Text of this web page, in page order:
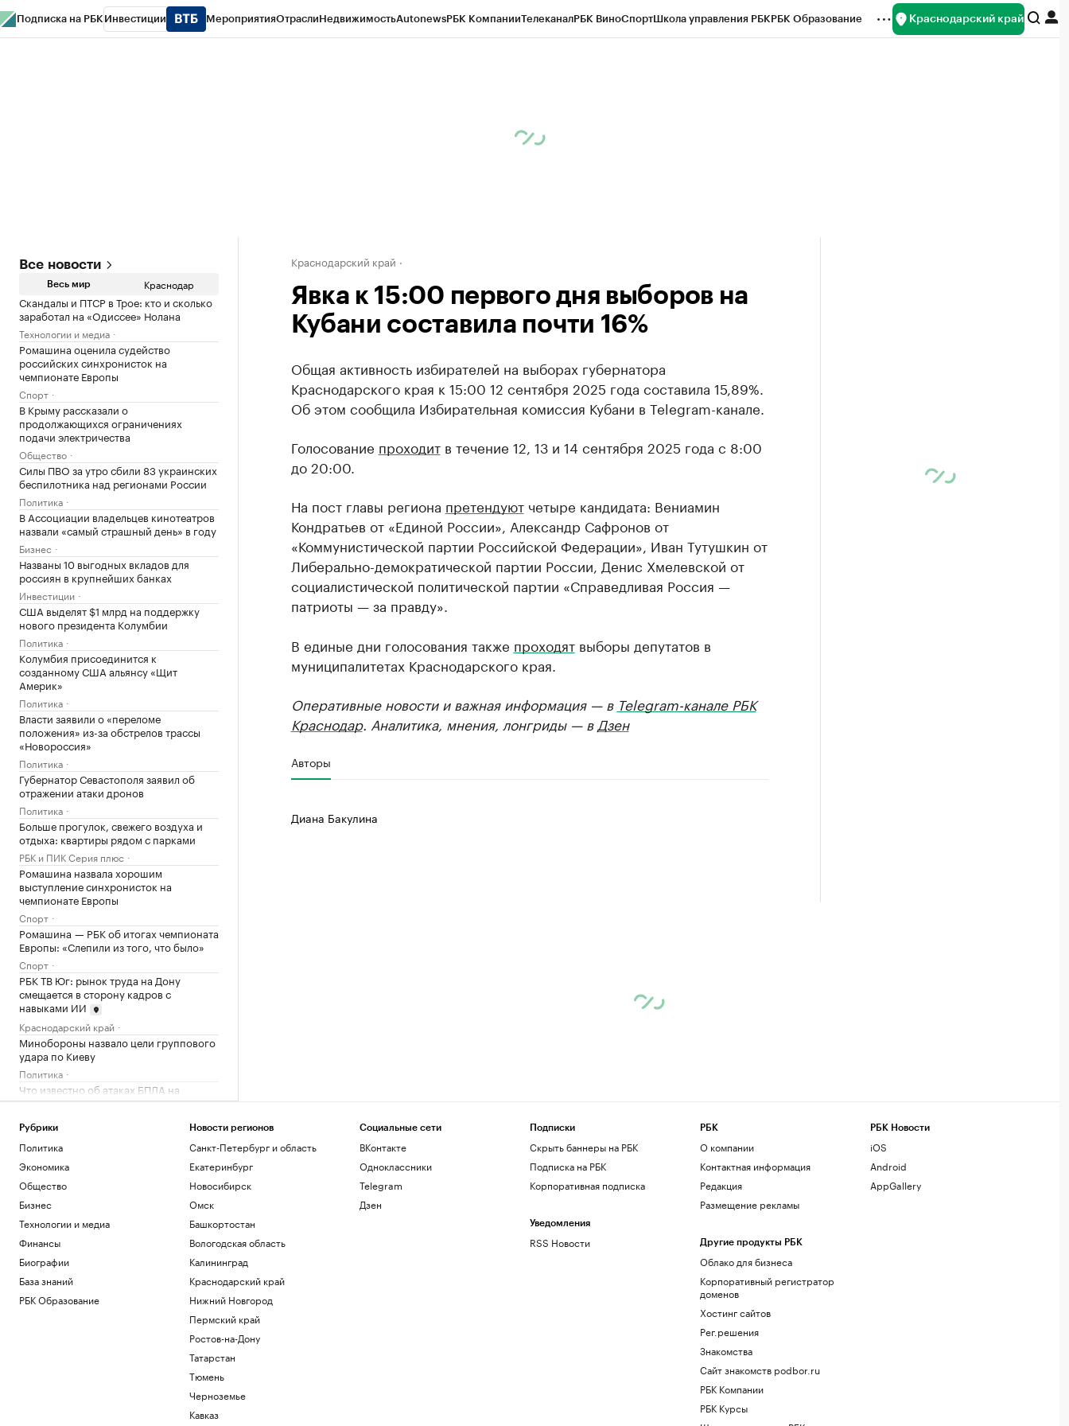
Подписка на РБК Инвестиции МероприятияОтраслиНедвижимостьAutonewsРБК КомпанииТелеканалРБК ВиноСпортШкола управления РБКРБК Образование Краснодарский край
Все новости
Весь мир Краснодар
Скандалы и ПТСР в Трое: кто и сколько
заработал на «Одиссее» Нолана
Технологии и медиа
Ромашина оценила судейство
российских синхронисток на
чемпионате Европы
Спорт
В Крыму рассказали о
продолжающихся ограничениях
подачи электричества
Общество
Силы ПВО за утро сбили 83 украинских
беспилотника над регионами России
Политика
В Ассоциации владельцев кинотеатров
назвали «самый страшный день» в году
Бизнес
Названы 10 выгодных вкладов для
россиян в крупнейших банках
Инвестиции
США выделят $1 млрд на поддержку
нового президента Колумбии
Политика
Колумбия присоединится к
созданному США альянсу «Щит
Америк»
Политика
Власти заявили о «переломе
положения» из-за обстрелов трассы
«Новороссия»
Политика
Губернатор Севастополя заявил об
отражении атаки дронов
Политика
Больше прогулок, свежего воздуха и
отдыха: квартиры рядом с парками
РБК и ПИК Серия плюс
Ромашина назвала хорошим
выступление синхронисток на
чемпионате Европы
Спорт
Ромашина — РБК об итогах чемпионата
Европы: «Слепили из того, что было»
Спорт
РБК ТВ Юг: рынок труда на Дону
смещается в сторону кадров с
навыками ИИ
Краснодарский край
Минобороны назвало цели группового
удара по Киеву
Политика
Что известно об атаках БПЛА на
регионы России. Главное к 8 августа
Число сбитых на подлете к Москве
дронов приблизилось к 10
Политика
В Липецкой области двое мужчин
пострадали при падении беспилотника
Политика
Женщинам платят меньше. Что из-за
этого теряют компании
Образование
Силы ПВО уничтожили над Россией
почти 400 беспилотников за ночь
Политика
Краснодарский край
Явка к 15:00 первого дня выборов на
Кубани составила почти 16%
Общая активность избирателей на выборах губернатора
Краснодарского края к 15:00 12 сентября 2025 года составила 15,89%.
Об этом сообщила Избирательная комиссия Кубани в Telegram-канале.
Голосование проходитв течение 12, 13 и 14 сентября 2025 года с 8:00
до 20:00.
На пост главы региона претендуютчетыре кандидата: Вениамин
Кондратьев от «Единой России», Александр Сафронов от
«Коммунистической партии Российской Федерации», Иван Тутушкин от
Либерально-демократической партии России, Денис Хмелевской от
социалистической политической партии «Справедливая Россия —
патриоты — за правду».
В единые дни голосования также проходятвыборы депутатов в
муниципалитетах Краснодарского края.
Оперативные новости и важная информация — в Telegram-канале РБК
Краснодар. Аналитика, мнения, лонгриды — в Дзен
Авторы
Диана Бакулина
Рубрики
Политика
Экономика
Общество
Бизнес
Технологии и медиа
Финансы
Биографии
База знаний
РБК Образование
Новости регионов
Санкт-Петербург и область
Екатеринбург
Новосибирск
Омск
Башкортостан
Вологодская область
Калининград
Краснодарский край
Нижний Новгород
Пермский край
Ростов-на-Дону
Татарстан
Тюмень
Черноземье
Кавказ
Социальные сети
ВКонтакте
Одноклассники
Telegram
Дзен
Подписки
Скрыть баннеры на РБК
Подписка на РБК
Корпоративная подписка
Уведомления
RSS Новости
РБК
О компании
Контактная информация
Редакция
Размещение рекламы
Другие продукты РБК
Облако для бизнеса
Корпоративный регистратор
доменов
Хостинг сайтов
Рег.решения
Знакомства
Сайт знакомств podbor.ru
РБК Компании
РБК Курсы
РБК Новости
iOS
Android
AppGallery